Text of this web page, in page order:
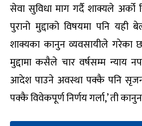
सेवा सुविधा माग गर्दै शाक्यले अर्को
पुरानो मुद्दाको विषयमा पनि यही
शाक्यका कानुन व्यवसायीले गरेका
मुद्दामा कसैले चार वर्षसम्म न्याय
आदेश पाउने अवस्था पक्कै पनि
पक्कै विवेकपूर्ण निर्णय गर्ला,’ ती